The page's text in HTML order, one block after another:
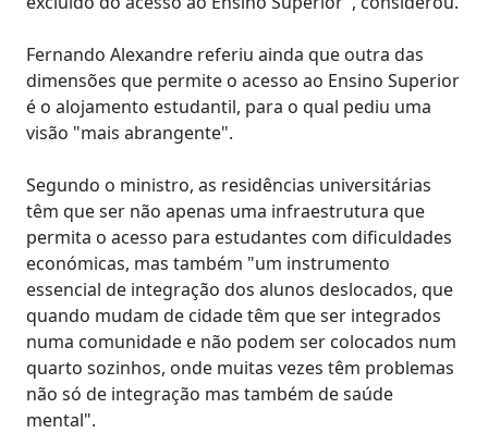
Fernando Alexandre referiu ainda que outra das
dimensões que permite o acesso ao Ensino Superior
é o alojamento estudantil, para o qual pediu uma
visão "mais abrangente".
Segundo o ministro, as residências universitárias
têm que ser não apenas uma infraestrutura que
permita o acesso para estudantes com dificuldades
económicas, mas também "um instrumento
essencial de integração dos alunos deslocados, que
quando mudam de cidade têm que ser integrados
numa comunidade e não podem ser colocados num
quarto sozinhos, onde muitas vezes têm problemas
não só de integração mas também de saúde
mental".